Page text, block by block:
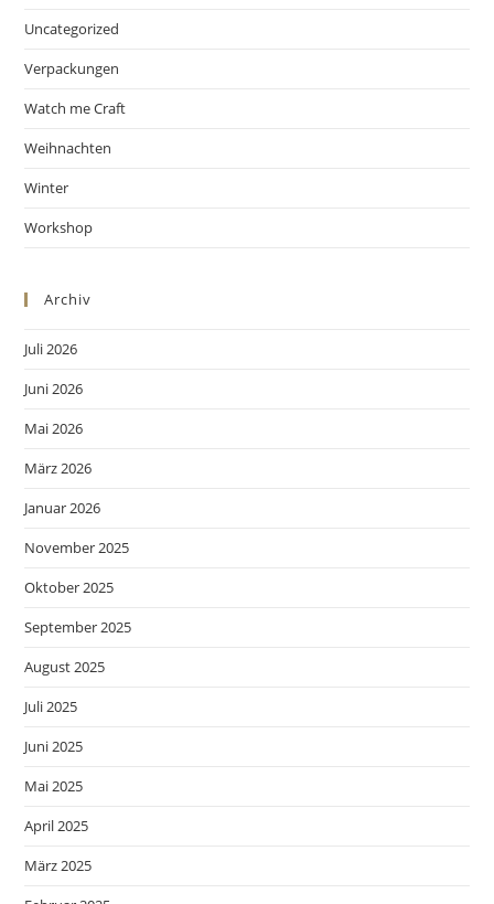
Uncategorized
Verpackungen
Watch me Craft
Weihnachten
Winter
Workshop
Archiv
Juli 2026
Juni 2026
Mai 2026
März 2026
Januar 2026
November 2025
Oktober 2025
September 2025
August 2025
Juli 2025
Juni 2025
Mai 2025
April 2025
März 2025